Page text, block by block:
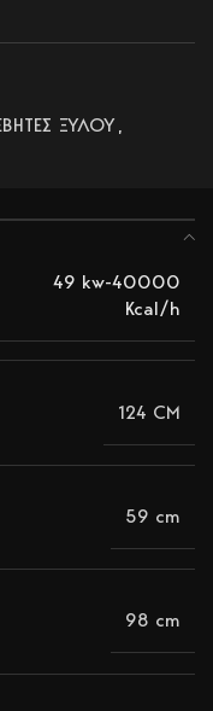
ΞΥΛΟΥ ,
49 kw-40000
Kcal/h
124 CM
59 cm
98 cm